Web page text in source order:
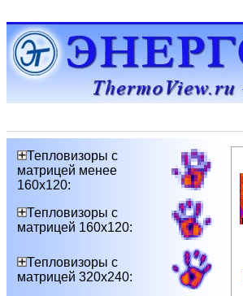
Тепловизоры с
матрицей менее
160х120:
Тепловизоры с
матрицей 160х120:
Тепловизоры с
матрицей 320х240: